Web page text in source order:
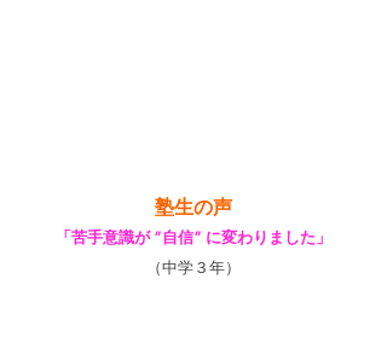
塾生の声
「苦手意識が ”自信” に変わりました」
（中学３年）